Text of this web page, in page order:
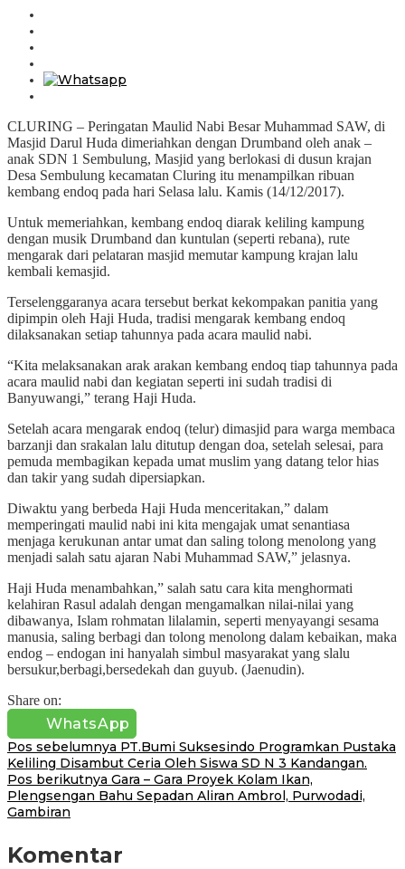
CLURING – Peringatan Maulid Nabi Besar Muhammad SAW, di
Masjid Darul Huda dimeriahkan dengan Drumband oleh anak –
anak SDN 1 Sembulung, Masjid yang berlokasi di dusun krajan
Desa Sembulung kecamatan Cluring itu menampilkan ribuan
kembang endoq pada hari Selasa lalu. Kamis (14/12/2017).
Untuk memeriahkan, kembang endoq diarak keliling kampung
dengan musik Drumband dan kuntulan (seperti rebana), rute
mengarak dari pelataran masjid memutar kampung krajan lalu
kembali kemasjid.
Terselenggaranya acara tersebut berkat kekompakan panitia yang
dipimpin oleh Haji Huda, tradisi mengarak kembang endoq
dilaksanakan setiap tahunnya pada acara maulid nabi.
“Kita melaksanakan arak arakan kembang endoq tiap tahunnya pada
acara maulid nabi dan kegiatan seperti ini sudah tradisi di
Banyuwangi,” terang Haji Huda.
Setelah acara mengarak endoq (telur) dimasjid para warga membaca
barzanji dan srakalan lalu ditutup dengan doa, setelah selesai, para
pemuda membagikan kepada umat muslim yang datang telor hias
dan takir yang sudah dipersiapkan.
Diwaktu yang berbeda Haji Huda menceritakan,” dalam
memperingati maulid nabi ini kita mengajak umat senantiasa
menjaga kerukunan antar umat dan saling tolong menolong yang
menjadi salah satu ajaran Nabi Muhammad SAW,” jelasnya.
Haji Huda menambahkan,” salah satu cara kita menghormati
kelahiran Rasul adalah dengan mengamalkan nilai-nilai yang
dibawanya, Islam rohmatan lilalamin, seperti menyayangi sesama
manusia, saling berbagi dan tolong menolong dalam kebaikan, maka
endog – endogan ini hanyalah simbul masyarakat yang slalu
bersukur,berbagi,bersedekah dan guyub. (Jaenudin).
Share on:
WhatsApp
Navigasi
pos
Pos sebelumnya PT.Bumi Suksesindo Programkan Pustaka
Keliling Disambut Ceria Oleh Siswa SD N 3 Kandangan.
Pos berikutnya Gara – Gara Proyek Kolam Ikan,
Plengsengan Bahu Sepadan Aliran Ambrol, Purwodadi,
Gambiran
Komentar